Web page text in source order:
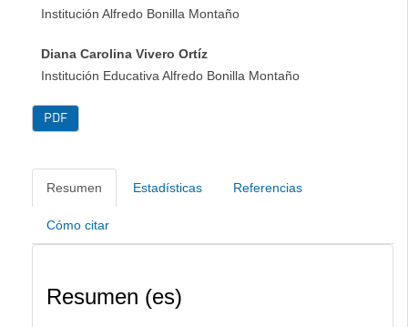
Institución Alfredo Bonilla Montaño
Diana Carolina Vivero Ortíz
Institución Educativa Alfredo Bonilla Montaño
PDF
Resumen Estadísticas Referencias
Cómo citar
Resumen (es)